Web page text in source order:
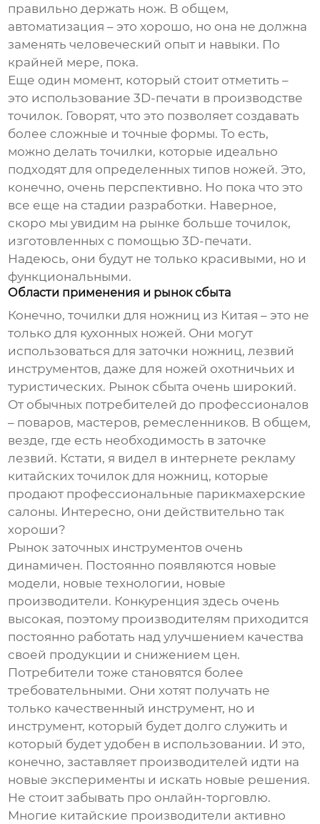
правильно держать нож. В общем,
автоматизация – это хорошо, но она не должна
заменять человеческий опыт и навыки. По
крайней мере, пока.
Еще один момент, который стоит отметить –
это использование 3D-печати в производстве
точилок. Говорят, что это позволяет создавать
более сложные и точные формы. То есть,
можно делать точилки, которые идеально
подходят для определенных типов ножей. Это,
конечно, очень перспективно. Но пока что это
все еще на стадии разработки. Наверное,
скоро мы увидим на рынке больше точилок,
изготовленных с помощью 3D-печати.
Надеюсь, они будут не только красивыми, но и
функциональными.
Области применения и рынок сбыта
Конечно,точилки для ножниц из Китая – это не
только для кухонных ножей. Они могут
использоваться для заточки ножниц, лезвий
инструментов, даже для ножей охотничьих и
туристических. Рынок сбыта очень широкий.
От обычных потребителей до профессионалов
– поваров, мастеров, ремесленников. В общем,
везде, где есть необходимость в заточке
лезвий. Кстати, я видел в интернете рекламу
китайских точилок для ножниц, которые
продают профессиональные парикмахерские
салоны. Интересно, они действительно так
хороши?
Рынок заточных инструментов очень
динамичен. Постоянно появляются новые
модели, новые технологии, новые
производители. Конкуренция здесь очень
высокая, поэтому производителям приходится
постоянно работать над улучшением качества
своей продукции и снижением цен.
Потребители тоже становятся более
требовательными. Они хотят получать не
только качественный инструмент, но и
инструмент, который будет долго служить и
который будет удобен в использовании. И это,
конечно, заставляет производителей идти на
новые эксперименты и искать новые решения.
Не стоит забывать про онлайн-торговлю.
Многие китайские производители активно